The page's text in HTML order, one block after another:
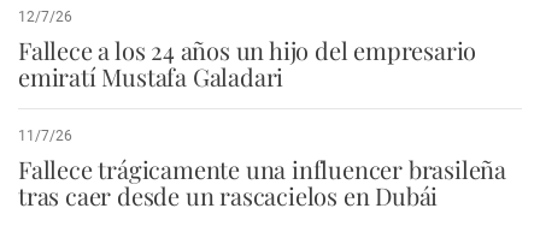
12/7/26
Fallece a los 24 años un hijo del empresario
emiratí Mustafa Galadari
11/7/26
Fallece trágicamente una influencer brasileña
tras caer desde un rascacielos en Dubái